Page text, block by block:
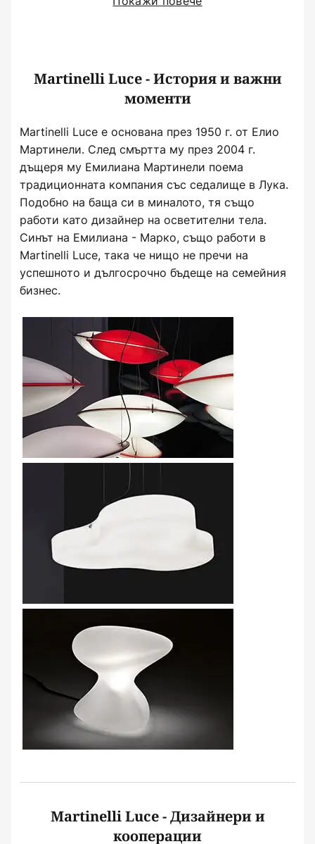
Martinelli Luce - История и важни
моменти
Martinelli Luce е основана през 1950 г. от Елио
Мартинели. След смъртта му през 2004 г.
дъщеря му Емилиана Мартинели поема
традиционната компания със седалище в Лука.
Подобно на баща си в миналото, тя също
работи като дизайнер на осветителни тела.
Синът на Емилиана - Марко, също работи в
Martinelli Luce, така че нищо не пречи на
успешното и дългосрочно бъдеще на семейния
бизнес.
Martinelli Luce - Дизайнери и
кооперации